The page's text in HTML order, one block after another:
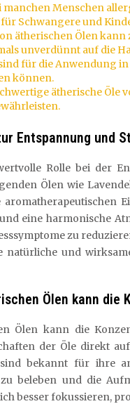
Menschen
Schwangere und
ätherischen Ölen
unverdünnt auf die
für die Anwendung
können.
ätherische Öle
Entspannung und
Rolle bei der
Ölen wie
eine harmonische
zu
natürliche und
Ölen kann
Ölen kann die
der Öle direkt
bekannt für ihre
beleben und die
besser fokussieren,